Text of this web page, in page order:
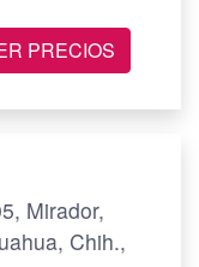
PRECIOS
Mirador,
Chih.,